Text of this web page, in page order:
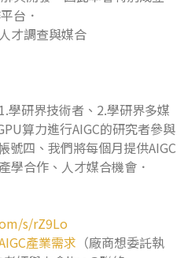
台．
才調查與媒合
學研界技術者、2.學研界多媒
算力進行AIGC的研究者參與
號四、我們將每個月提供AIGC
學合作、人才媒合機會．
s/rZ9Lo
產業需求 （廠商想委託執